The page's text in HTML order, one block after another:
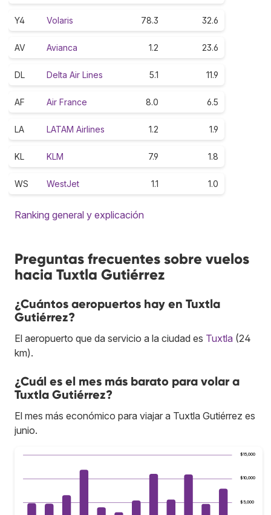
Y4 Volaris 78.3 32.6
AV Avianca 1.2 23.6
DL Delta Air Lines 5.1 11.9
AF Air France 8.0 6.5
LA LATAM Airlines 1.2 1.9
KL KLM 7.9 1.8
WS WestJet 1.1 1.0
Ranking general y explicación
Preguntas frecuentes sobre vuelos
hacia Tuxtla Gutiérrez
¿Cuántos aeropuertos hay en Tuxtla
Gutiérrez?
El aeropuerto que da servicio a la ciudad es Tuxtla (24
km).
¿Cuál es el mes más barato para volar a
Tuxtla Gutiérrez?
El mes más económico para viajar a Tuxtla Gutiérrez es
junio.
$5,000
$10,000
$15,000